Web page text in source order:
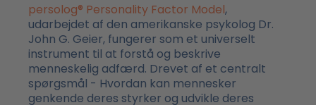
persolog® Personality Factor Model,
udarbejdet af den amerikanske psykolog Dr.
John G. Geier, fungerer som et universelt
instrument til at forstå og beskrive
menneskelig adfærd. Drevet af et centralt
spørgsmål - Hvordan kan mennesker
genkende deres styrker og udvikle deres